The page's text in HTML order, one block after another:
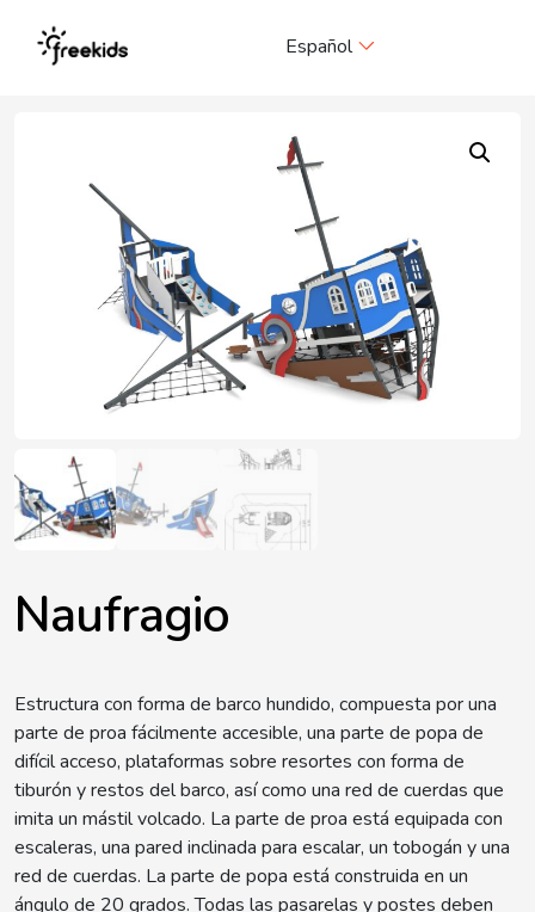
Español
Naufragio
Estructura con forma de barco hundido, compuesta por una
parte de proa fácilmente accesible, una parte de popa de
difícil acceso, plataformas sobre resortes con forma de
tiburón y restos del barco, así como una red de cuerdas que
imita un mástil volcado. La parte de proa está equipada con
escaleras, una pared inclinada para escalar, un tobogán y una
red de cuerdas. La parte de popa está construida en un
ángulo de 20 grados. Todas las pasarelas y postes deben